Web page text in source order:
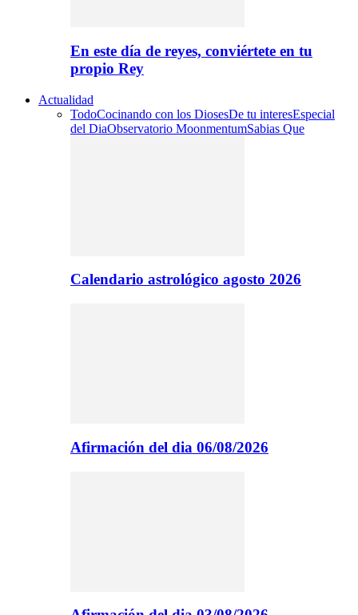
En este día de reyes, conviértete en tu
propio Rey
Actualidad
TodoCocinando con los DiosesDe tu interesEspecial
del DiaObservatorio MoonmentumSabias Que
Calendario astrológico agosto 2026
Afirmación del dia 06/08/2026